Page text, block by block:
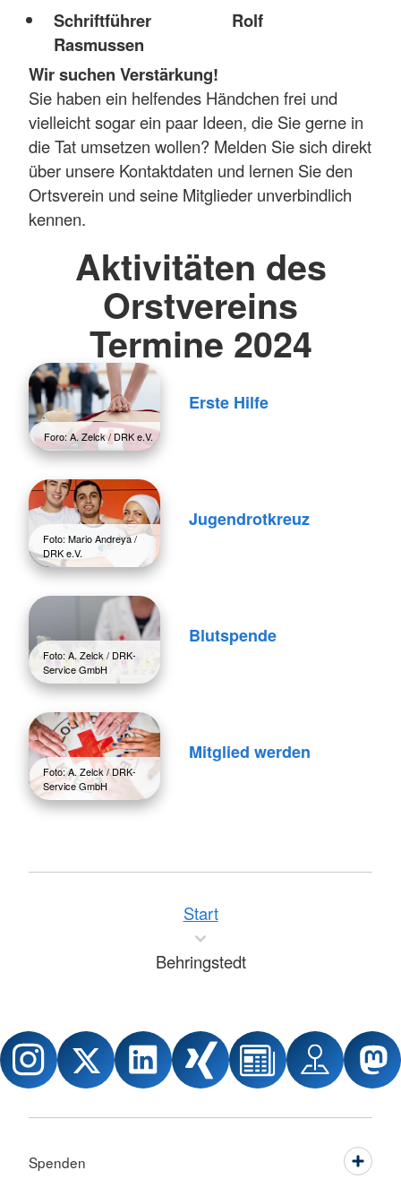
Schriftführer Rolf
Rasmussen
Wir suchen Verstärkung!
Sie haben ein helfendes Händchen frei und
vielleicht sogar ein paar Ideen, die Sie gerne in
die Tat umsetzen wollen? Melden Sie sich direkt
über unsere Kontaktdaten und lernen Sie den
Ortsverein und seine Mitglieder unverbindlich
kennen.
Aktivitäten des
Orstvereins
Termine 2024
Foro: A. Zelck / DRK e.V.
Erste Hilfe
Foto: Mario Andreya /
DRK e.V.
Jugendrotkreuz
Foto: A. Zelck / DRK-
Service GmbH
Blutspende
Foto: A. Zelck / DRK-
Service GmbH
Mitglied werden
Start
Behringstedt
Spenden